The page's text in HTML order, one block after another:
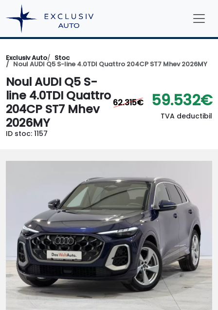
Exclusiv Auto Stoc
Noul AUDI Q5 S-line 4.0TDI Quattro 204CP ST7 Mhev 2026MY
Noul AUDI Q5 S-
line 4.0TDI Quattro
204CP ST7 Mhev
2026MY
ID stoc: 1157
62.315€ 59.532€
TVA deductibil